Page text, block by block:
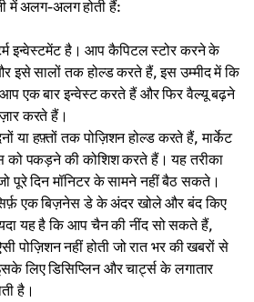
में अलग-अलग होती हैं:
इन्वेस्टमेंट है। आप कैपिटल स्टोर करने के
इसे सालों तक होल्ड करते हैं, इस उम्मीद में कि
एक बार इन्वेस्ट करते हैं और फिर वैल्यू बढ़ने
करते हैं।
या हफ़्तों तक पोज़िशन होल्ड करते हैं, मार्केट
को पकड़ने की कोशिश करते हैं। यह तरीका
पूरे दिन मॉनिटर के सामने नहीं बैठ सकते।
एक बिज़नेस डे के अंदर खोले और बंद किए
यह है कि आप चैन की नींद सो सकते हैं,
पोज़िशन नहीं होती जो रात भर की खबरों से
लिए डिसिप्लिन और चार्ट्स के लगातार
है।